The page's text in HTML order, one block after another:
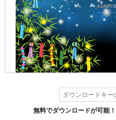
無料でダウンロードが可能！